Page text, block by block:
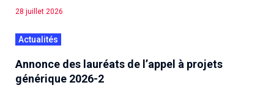
28 juillet 2026
Actualités
Annonce des lauréats de l’appel à projets
générique 2026-2